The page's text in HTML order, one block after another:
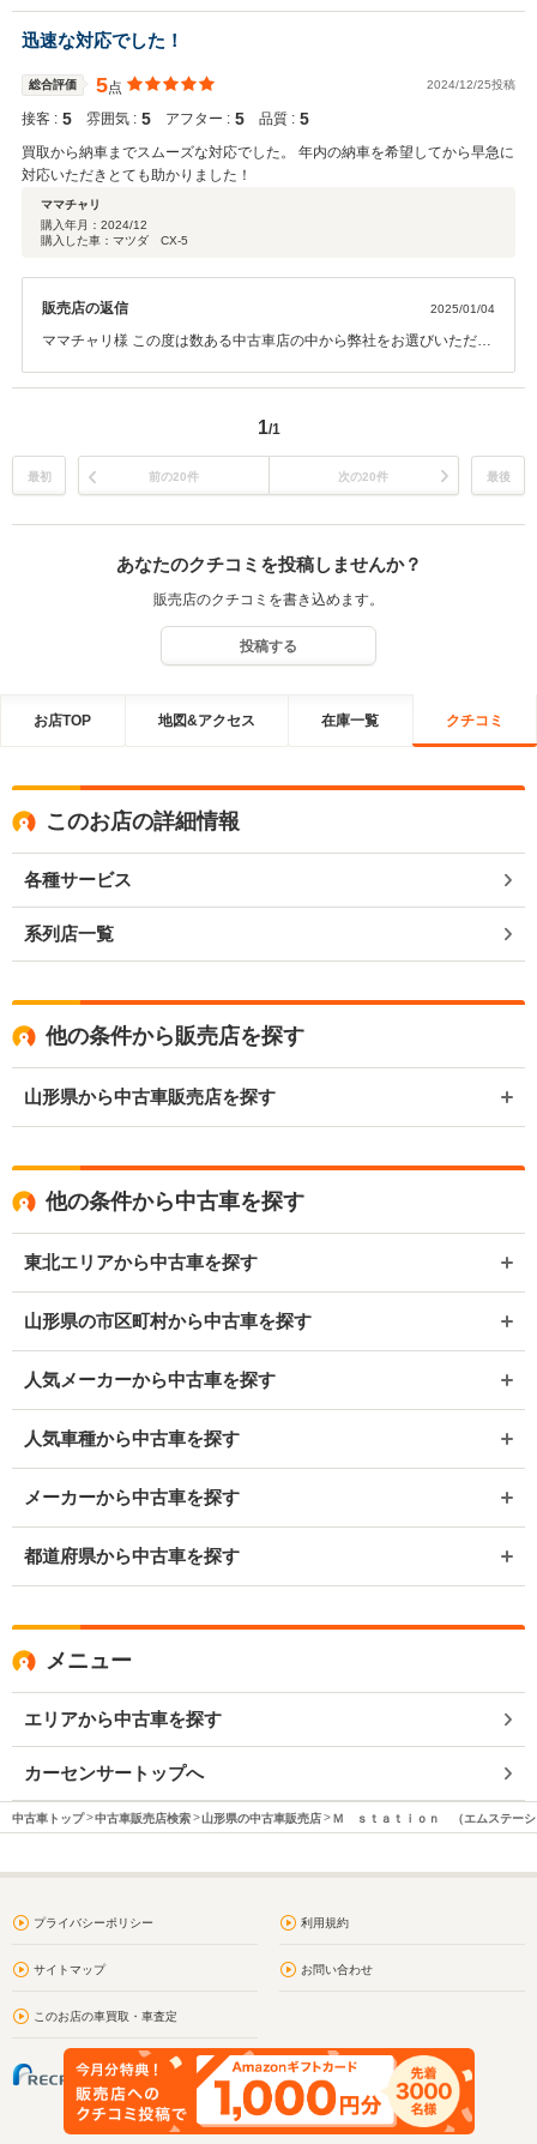
いただき重ねて御礼申し上げます。 今後もお客様満足を第一にスタッ
フ一同尽力してまいりますので、末永いお付き合いをお願いたしま
す。 この度は誠にありがとうございました。
迅速な対応でした！
総合評価 5点 2024/12/25投稿
接客 : 5 雰囲気 : 5 アフター : 5 品質 : 5
買取から納車までスムーズな対応でした。 年内の納車を希望してから早急に
対応いただきとても助かりました！
ママチャリ
購入年月： 2024/12
購入した車：マツダ CX-5
販売店の返信 2025/01/04
ママチャリ様 この度は数ある中古車店の中から弊社をお選びいただき
ねて御礼申し上げます。 今後もお客様満足を第一にスタッフ一同尽力
の度は誠にありがとうございました。
1/1
最初 前の20件 次の20件 最後
あなたのクチコミを投稿しませんか？
販売店のクチコミを書き込めます。
投稿する
お店TOP 地図&アクセス 在庫一覧 クチコミ
このお店の詳細情報
各種サービス
系列店一覧
他の条件から販売店を探す
山形県から中古車販売店を探す
他の条件から中古車を探す
東北エリアから中古車を探す
山形県の市区町村から中古車を探す
人気メーカーから中古車を探す
人気車種から中古車を探す
メーカーから中古車を探す
都道府県から中古車を探す
メニュー
エリアから中古車を探す
カーセンサートップへ
中古車トップ 中古車販売店検索 山形県の中古車販売店 Ｍ ｓｔａｔｉｏｎ （エムステーシ
プライバシーポリシー 利用規約
サイトマップ お問い合わせ
このお店の車買取・車査定